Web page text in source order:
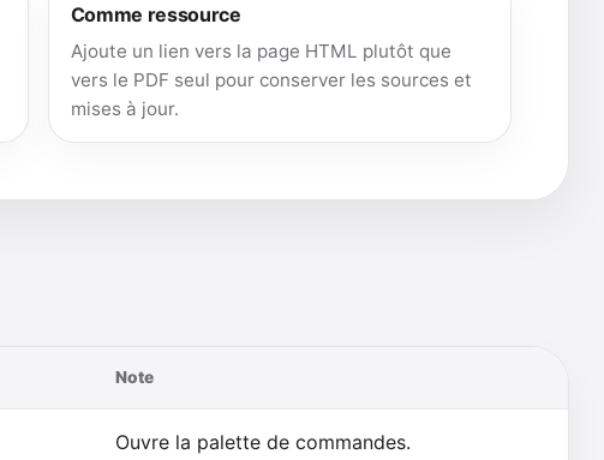
Comme ressource
Ajoute un lien vers la page HTML plutôt que
vers le PDF seul pour conserver les sources et
mises à jour.
Note
Ouvre la palette de commandes.